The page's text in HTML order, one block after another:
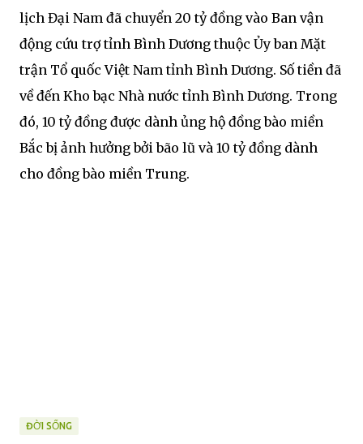
lịch Đại Nam đã chuyển 20 tỷ đồng vào Ban vận
động cứu trợ tỉnh Bình Dương thuộc Ủy ban Mặt
trận Tổ quốc Việt Nam tỉnh Bình Dương. Số tiền đã
về đến Kho bạc Nhà nước tỉnh Bình Dương. Trong
đó, 10 tỷ đồng được dành ủng hộ đồng bào miền
Bắc bị ảnh hưởng bởi bão lũ và 10 tỷ đồng dành
cho đồng bào miền Trung.
ĐỜI SỐNG